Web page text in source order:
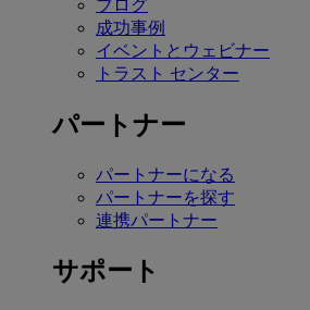
ブログ
成功事例
イベントとウェビナー
トラスト センター
パートナー
パートナーになる
パートナーを探す
連携パートナー
サポート